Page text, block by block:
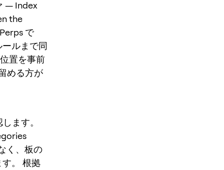
— Index
the
で
ルまで同
置を事前
める方が
ます。
く、板の
。 根拠